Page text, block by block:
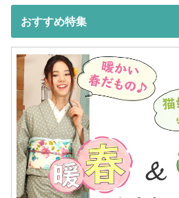
おすすめ特集